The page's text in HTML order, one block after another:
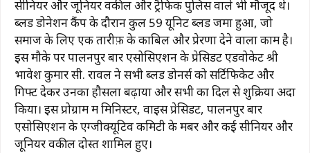
सीनियर और जूनियर वकील और ट्रैफिक पुलिस वाले भी मौजूद थे।
ब्लड डोनेशन कैंप के दौरान कुल 59 यूनिट ब्लड जमा हुआ, जो
समाज के लिए एक तारीफ़ के काबिल और प्रेरणा देने वाला काम है।
इस मौके पर पालनपुर बार एसोसिएशन के प्रेसिडेंट एडवोकेट श्री
भावेश कुमार सी. रावल ने सभी ब्लड डोनर्स को सर्टिफिकेट और
गिफ्ट देकर उनका हौसला बढ़ाया और सभी का दिल से शुक्रिया अदा
किया। इस प्रोग्राम में मिनिस्टर, वाइस प्रेसिडेंट, पालनपुर बार
एसोसिएशन के एग्जीक्यूटिव कमिटी के मेंबर और कई सीनियर और
जूनियर वकील दोस्त शामिल हुए।